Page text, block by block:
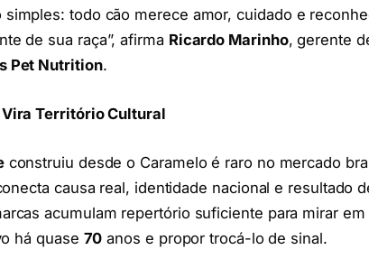
simples: todo cão merece amor, cuidado e
de sua raça”, afirma Ricardo Marinho, gerente
Pet Nutrition.
Território Cultural
construiu desde o Caramelo é raro no mercado
causa real, identidade nacional e resultado
acumulam repertório suficiente para mirar
há quase 70 anos e propor trocá-lo de sinal.